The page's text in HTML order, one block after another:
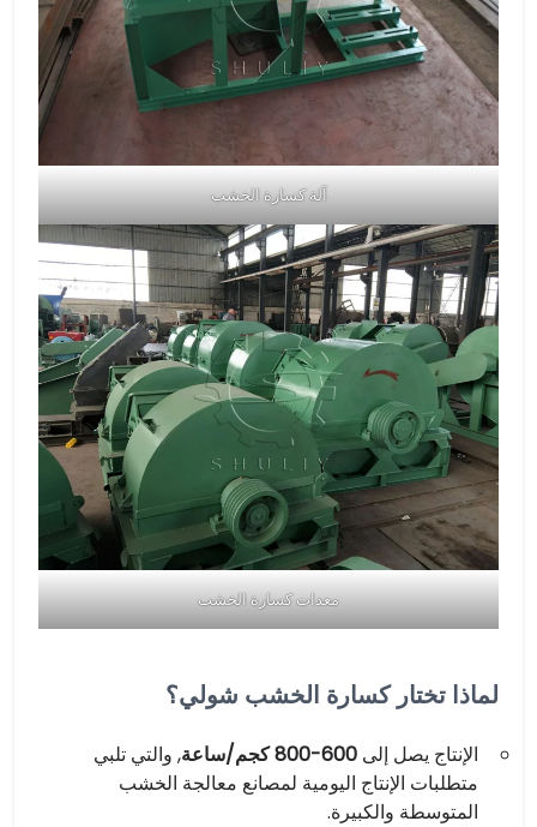
آلة كسارة الخشب
معدات كسارة الخشب
لماذا تختار كسارة الخشب شولي؟
الإنتاج يصل إلى
, والتي تلبي
متطلبات الإنتاج اليومية لمصانع معالجة الخشب
المتوسطة والكبيرة.